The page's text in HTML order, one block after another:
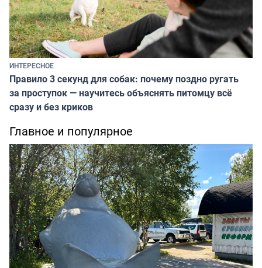
ИНТЕРЕСНОЕ
Правило 3 секунд для собак: почему поздно ругать
за проступок — научитесь объяснять питомцу всё
сразу и без криков
Главное и популярное